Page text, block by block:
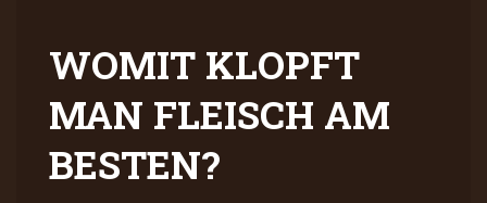
WOMIT KLOPFT
MAN FLEISCH AM
BESTEN?